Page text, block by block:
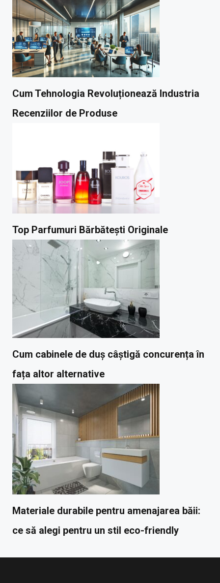
Cum Tehnologia Revoluționează Industria
Recenziilor de Produse
Top Parfumuri Bărbătești Originale
Cum cabinele de duș câștigă concurența în
fața altor alternative
Materiale durabile pentru amenajarea băii:
ce să alegi pentru un stil eco-friendly